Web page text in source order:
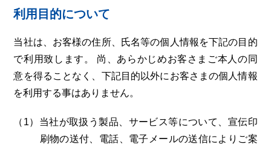
利用目的について
当社は、お客様の住所、氏名等の個人情報を下記の目的
で利用致します。 尚、あらかじめお客さまご本人の同
意を得ることなく、下記目的以外にお客さまの個人情報
を利用する事はありません。
（1）当社が取扱う製品、サービス等について、宣伝印
刷物の送付、電話、電子メールの送信によりご案